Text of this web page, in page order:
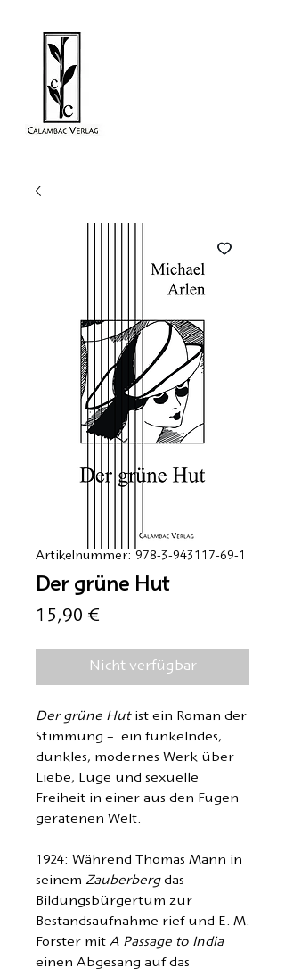
Artikelnummer: 978-3-943117-69-1
Der grüne Hut
15,90 €
Nicht verfügbar
Der grüne Hut ist ein Roman der
Stimmung –
ein funkelndes,
dunkles, modernes Werk über
Liebe, Lüge und sexuelle
Freiheit in einer aus den Fugen
geratenen Welt.
1924: Während Thomas Mann in
seinem Zauberberg das
Bildungsbürgertum zur
Bestandsaufnahme rief und E. M.
Forster mit A Passage to India
einen Abgesang auf das